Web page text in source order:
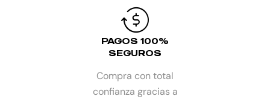
PAGOS 100%
SEGUROS
Compra con total
confianza gracias a